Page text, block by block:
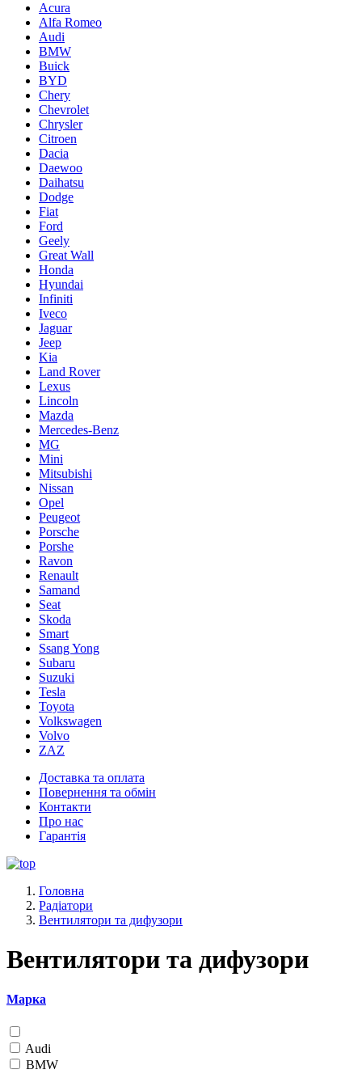
Acura
Alfa Romeo
Audi
BMW
Buick
BYD
Chery
Chevrolet
Chrysler
Citroen
Dacia
Daewoo
Daihatsu
Dodge
Fiat
Ford
Geely
Great Wall
Honda
Hyundai
Infiniti
Iveco
Jaguar
Jeep
Kia
Land Rover
Lexus
Lincoln
Mazda
Mercedes-Benz
MG
Mini
Mitsubishi
Nissan
Opel
Peugeot
Porsche
Porshe
Ravon
Renault
Samand
Seat
Skoda
Smart
Ssang Yong
Subaru
Suzuki
Tesla
Toyota
Volkswagen
Volvo
ZAZ
Доставка та оплата
Повернення та обмін
Контакти
Про нас
Гарантія
Головна
Радіатори
Вентилятори та дифузори
Вентилятори та дифузори
Марка
Audi
BMW